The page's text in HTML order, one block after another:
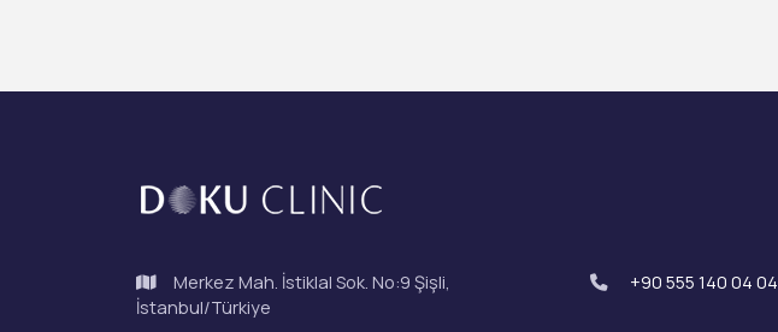
Merkez Mah. İstiklal Sok. No:9 Şişli,
İstanbul/Türkiye
+90 555 140 04 04